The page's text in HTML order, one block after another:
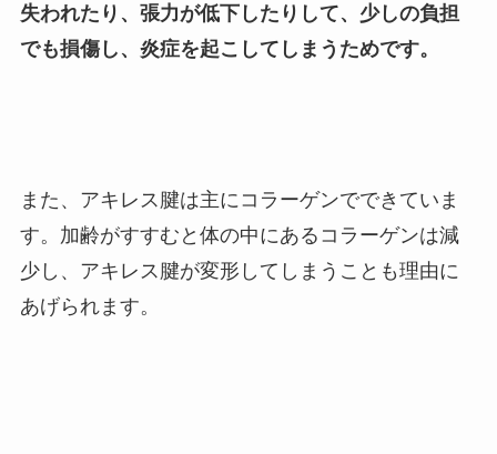
失われたり、張力が低下したりして、少しの負担
でも損傷し、炎症を起こしてしまうためです。
また、アキレス腱は主にコラーゲンでできていま
す。 加齢がすすむと体の中にあるコラーゲンは減
少し、アキレス腱が変形してしまうことも理由に
あげられます。